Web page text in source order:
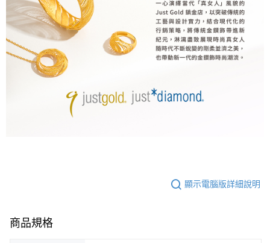
顯示電腦版詳細說明
商品規格